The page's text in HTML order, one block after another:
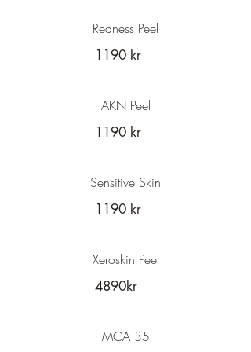
Redness Peel
1190 kr
AKN Peel
1190 kr
Sensitive Skin
1190 kr
Xeroskin Peel
4890kr
MCA 35